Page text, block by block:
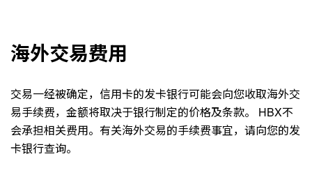
海外交易费用
交易一经被确定，信用卡的发卡银行可能会向您收取海外交
易手续费，金额将取决于银行制定的价格及条款。 HBX不
会承担相关费用。有关海外交易的手续费事宜，请向您的发
卡银行查询。